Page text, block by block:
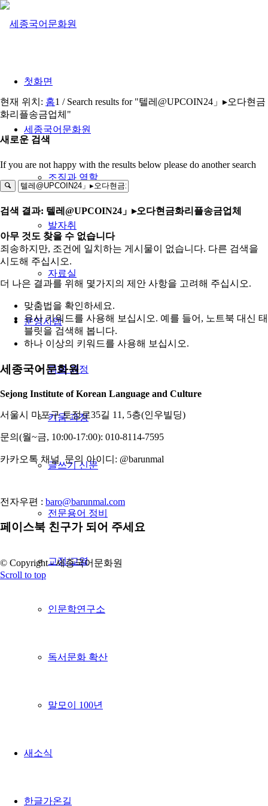
첫화면
세종국어문화원
조직과 역할
발자취
자료실
운영사업
틔움 과정
키움 과정
글쓰기 신문
전문용어 정비
교정/교열
인문학연구소
독서문화 확산
말모이 100년
새소식
한글가온길
현재 위치: 홈1 / Search results for "텔레@UPCOIN24」▸오다현금
화리플송금업체"
새로운 검색
If you are not happy with the results below please do another search
검색 결과: 텔레@UPCOIN24」▸오다현금화리플송금업체
아무 것도 찾을 수 없습니다
죄송하지만, 조건에 일치하는 게시물이 없습니다. 다른 검색을
시도해 주십시오.
더 나은 결과를 위해 몇가지의 제안 사항을 고려해 주십시오.
맞춤법을 확인하세요.
유사 키워드를 사용해 보십시오. 예를 들어, 노트북 대신 태
블릿을 검색해 봅니다.
하나 이상의 키워드를 사용해 보십시오.
세종국어문화원
Sejong Institute of Korean Language and Culture
서울시 마포구 토정로35길 11, 5층(인우빌딩)
문의(월~금, 10:00-17:00): 010-8114-7595
카카오톡 채널 문의 아이디: @barunmal
전자우편 : baro@barunmal.com
페이스북 친구가 되어 주세요
© Copyright - 세종국어문화원
Scroll to top